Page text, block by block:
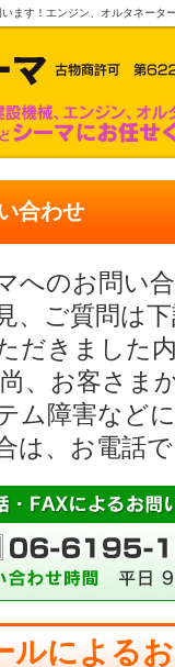
ます！エンジン、オルタネー
合わせ
へのお問い
、ご質問は
だきました
、お客さま
ム障害など
は、お電話
ルによる